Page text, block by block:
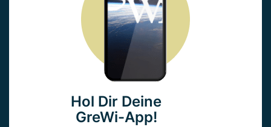
Hol Dir Deine
GreWi-App!